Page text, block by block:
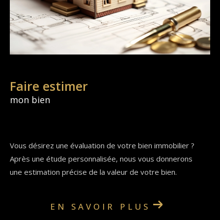
Faire estimer
mon bien
Vous désirez une évaluation de votre bien immobilier ?
Après une étude personnalisée, nous vous donnerons
une estimation précise de la valeur de votre bien.
EN SAVOIR PLUS